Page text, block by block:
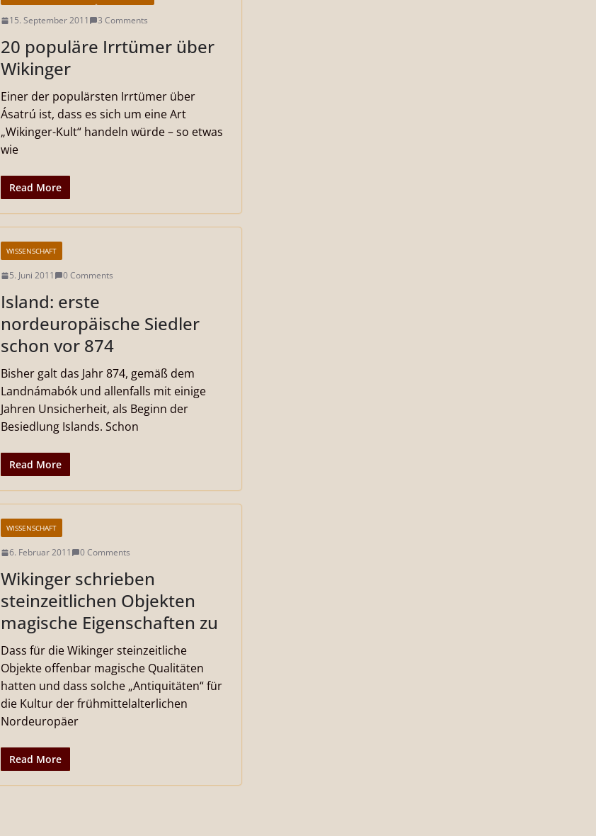
15. September 2011 3 Comments
20 populäre Irrtümer über
Wikinger
Einer der populärsten Irrtümer über
Ásatrú ist, dass es sich um eine Art
„Wikinger-Kult“ handeln würde – so etwas
wie
Read More
WISSENSCHAFT
5. Juni 2011 0 Comments
Island: erste
nordeuropäische Siedler
schon vor 874
Bisher galt das Jahr 874, gemäß dem
Landnámabók und allenfalls mit einige
Jahren Unsicherheit, als Beginn der
Besiedlung Islands. Schon
Read More
WISSENSCHAFT
6. Februar 2011 0 Comments
Wikinger schrieben
steinzeitlichen Objekten
magische Eigenschaften zu
Dass für die Wikinger steinzeitliche
Objekte offenbar magische Qualitäten
hatten und dass solche „Antiquitäten“ für
die Kultur der frühmittelalterlichen
Nordeuropäer
Read More